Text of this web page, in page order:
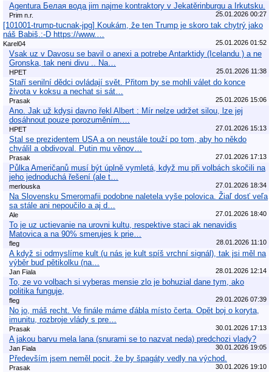
Agentura Белая вода jim najme kontraktory v Jekatěrinburgu a Irkutsku.
Prim n.r. 25.01.2026 00:27
[101001-trump-tucnak-jpg] Koukám, že ten Trump je skoro tak chytrý jako
náš Babiš.:-D https://www.…
Karel04 25.01.2026 01:52
Vsak uz v Davosu se bavil o anexi a potrebe Antarktidy (Icelandu ) a ne
Gronska, tak neni divu .. Na…
HPET 25.01.2026 11:38
Staří senilní dědci ovládají svět. Přitom by se mohli válet do konce
života v koksu a nechat si sát…
Prasak 25.01.2026 15:06
Ano. Jak už kdysi davno řekl Albert : Mír nelze udržet silou, lze jej
dosáhnout pouze porozuměním.…
HPET 27.01.2026 15:13
Stal se prezidentem USA a on neustále touží po tom, aby ho někdo
chválil a obdivoval. Putin mu věnov…
Prasak 27.01.2026 17:13
Půlka Američanů musí být úplně vymletá, když mu při volbách skočili na
jeho jednoduchá řešení (ale t…
merlouska 27.01.2026 18:34
Na Slovensku Smeromafii podobne naletela vyše polovica. Žiaľ dosť veľa
sa stále ani nepoučilo a aj d…
Ale 27.01.2026 18:40
To je uz uctievanie na urovni kultu, respektive staci ak nenavidis
Matovica a na 90% smerujes k prie…
fleg 28.01.2026 11:10
A když si odmyslíme kult (u nás je kult spíš vrchní signál), tak jsi měl na
výběr buď pětikolku (na…
Jan Fiala 28.01.2026 12:14
To, ze vo volbach si vyberas mensie zlo je bohuzial dane tym, ako
politika funguje,
fleg 29.01.2026 07:39
No jo, máš recht. Ve finále máme ďábla místo čerta. Opět boj o koryta,
imunitu, rozbroje vlády s pre…
Prasak 30.01.2026 17:13
A jakou barvu mela lana (snurami se to nazvat neda) predchozi vlady?
Jan Fiala 30.01.2026 19:05
Především jsem neměl pocit, že by špagáty vedly na východ.
Prasak 30.01.2026 19:10